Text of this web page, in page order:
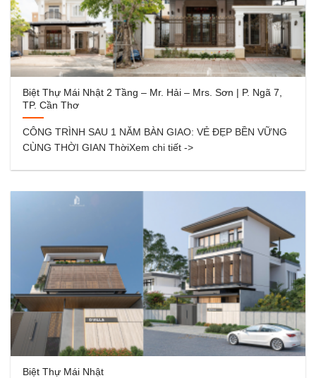
Biệt Thự Mái Nhật 2 Tầng – Mr. Hải – Mrs. Sơn | P. Ngã 7,
TP. Cần Thơ
CÔNG TRÌNH SAU 1 NĂM BÀN GIAO: VẺ ĐẸP BỀN VỮNG
CÙNG THỜI GIAN ThờiXem chi tiết ->
Biệt Thự Mái Nhật